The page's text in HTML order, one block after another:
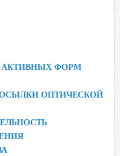
АКТИВНЫХ ФОРМ
ОПТИЧЕСКОЙ